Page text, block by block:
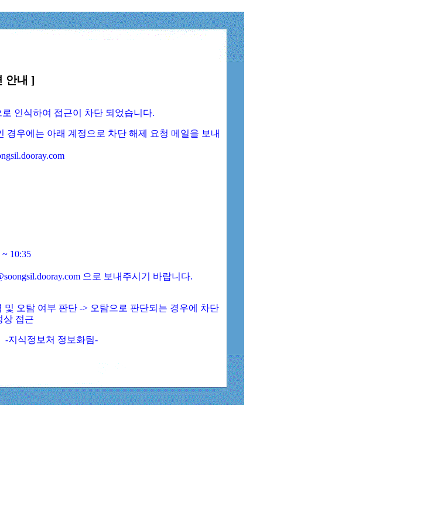
안내 ]
인식하여 접근이 차단 되었습니다.
경우에는 아래 계정으로 차단 해제 요청 메일을 보내
10:35
으로 보내주시기 바랍니다.
및 오탐 여부 판단 -> 오탐으로 판단되는 경우에 차단
상 접근
-지식정보처 정보화팀-